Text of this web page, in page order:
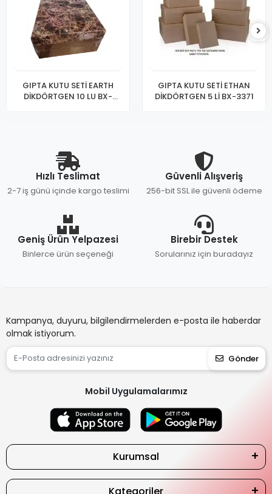
GIPTA KUTU SETİ EARTH
DİKDÖRTGEN 10 LU BX-
GIPTA KUTU SETİ ETHAN
DİKDÖRTGEN 5 Lİ BX-3371
Hızlı Teslimat
2-7 iş günü içinde kargo teslimi
Güvenli Alışveriş
256-bit SSL ile güvenli ödeme
Geniş Ürün Yelpazesi
Binlerce ürün seçeneği
Birebir Destek
Sorularınız için buradayız
Kampanya, duyuru, bilgilendirmelerden e-posta ile haberdar
olmak istiyorum.
Gönder
Mobil Uygulamalarımız
Kurumsal